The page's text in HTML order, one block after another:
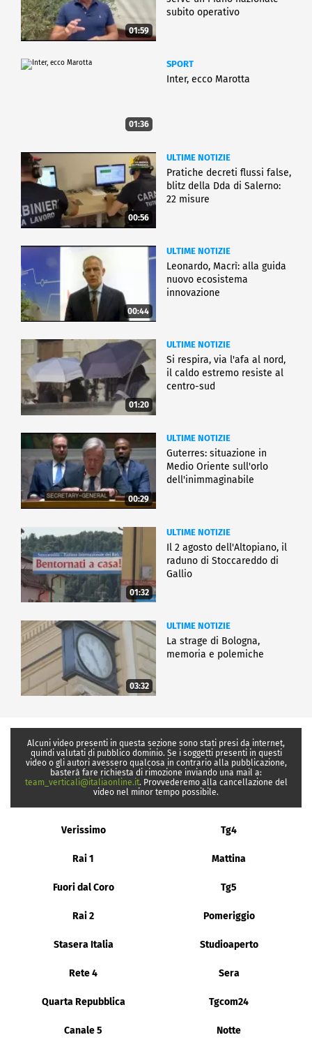
01:59
subito operativo
01:36
SPORT
Inter, ecco Marotta
00:56
ULTIME NOTIZIE
Pratiche decreti flussi false,
blitz della Dda di Salerno:
22 misure
00:44
ULTIME NOTIZIE
Leonardo, Macrì: alla guida
nuovo ecosistema
innovazione
01:20
ULTIME NOTIZIE
Si respira, via l'afa al nord,
il caldo estremo resiste al
centro-sud
00:29
ULTIME NOTIZIE
Guterres: situazione in
Medio Oriente sull'orlo
dell'inimmaginabile
01:32
ULTIME NOTIZIE
Il 2 agosto dell'Altopiano, il
raduno di Stoccareddo di
Gallio
03:32
ULTIME NOTIZIE
La strage di Bologna,
memoria e polemiche
Alcuni video presenti in questa sezione sono stati presi da internet,
quindi valutati di pubblico dominio. Se i soggetti presenti in questi
video o gli autori avessero qualcosa in contrario alla pubblicazione,
basterà fare richiesta di rimozione inviando una mail a:
team_verticali@italiaonline.it. Provvederemo alla cancellazione del
video nel minor tempo possibile.
Verissimo Tg4
Rai 1 Mattina
Fuori dal Coro Tg5
Rai 2 Pomeriggio
Stasera Italia Studioaperto
Rete 4 Sera
Quarta Repubblica Tgcom24
Canale 5 Notte